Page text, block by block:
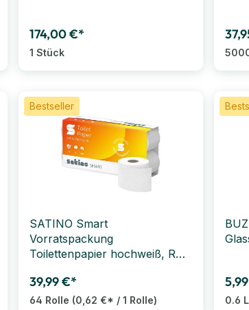
174,00 €*
1 Stück
Bestseller
SATINO Smart
Vorratspackung
Toilettenpapier hochweiß, RC,
39,99 €*
64 Rolle (0,62 €* / 1 Rolle) 0.6